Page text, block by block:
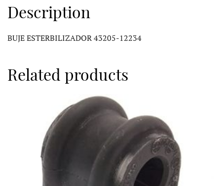
Description
BUJE ESTERBILIZADOR 43205-12234
Related products